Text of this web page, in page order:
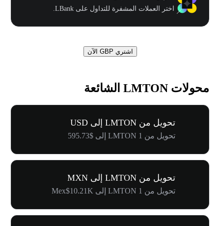
اختر العملات المشفرة للتداول على LBank.
اشتري GBP الآن
محولات LMTON الشائعة
تحويل من LMTON إلى USD
تحويل من 1 LMTON إلى $595.73
تحويل من LMTON إلى MXN
تحويل من 1 LMTON إلى Mex$10.21K